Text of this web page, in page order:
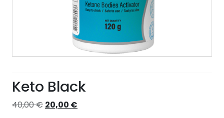
Keto Black
40,00€ Izvorna
20,00 €